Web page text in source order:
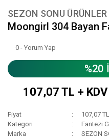
SEZON SONU ÜRÜNLER
Moongirl 304 Bayan
0 - Yorum Yap
%20
107,07 TL + KDV
Fiyat
107,07
Kategori
Fantezi
Marka
SEZON